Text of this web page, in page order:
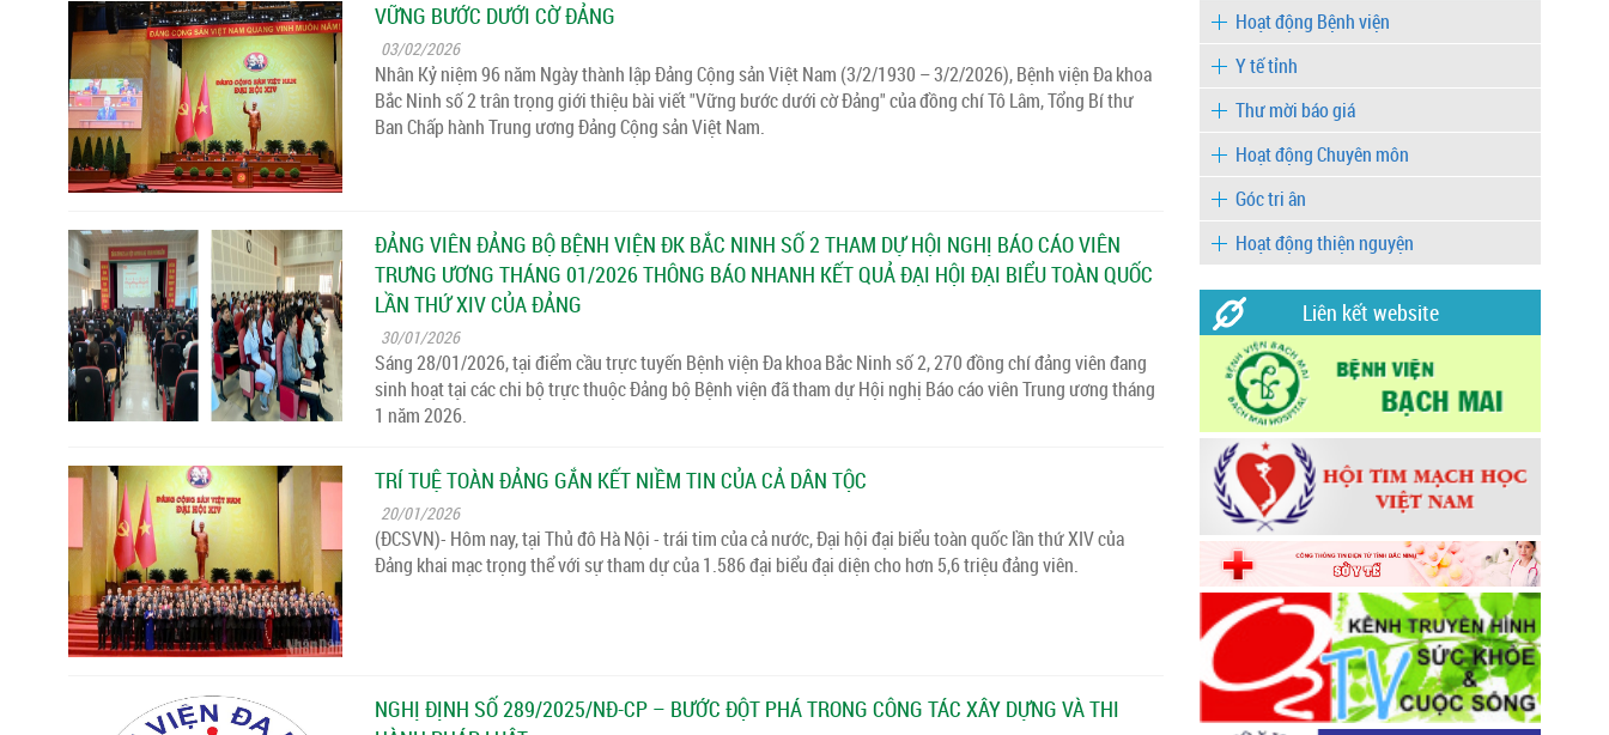
VỮNG BƯỚC DƯỚI CỜ ĐẢNG
03/02/2026
Nhân Kỷ niệm 96 năm Ngày thành lập Đảng Cộng sản Việt Nam (3/2/1930 – 3/2/2026), Bệnh viện Đa khoa
Bắc Ninh số 2 trân trọng giới thiệu bài viết "Vững bước dưới cờ Đảng" của đồng chí Tô Lâm, Tổng Bí thư
Ban Chấp hành Trung ương Đảng Cộng sản Việt Nam.
ĐẢNG VIÊN ĐẢNG BỘ BỆNH VIỆN ĐK BẮC NINH SỐ 2 THAM DỰ HỘI NGHỊ BÁO CÁO VIÊN
TRƯNG ƯƠNG THÁNG 01/2026 THÔNG BÁO NHANH KẾT QUẢ ĐẠI HỘI ĐẠI BIỂU TOÀN QUỐC
LẦN THỨ XIV CỦA ĐẢNG
30/01/2026
Sáng 28/01/2026, tại điểm cầu trực tuyến Bệnh viện Đa khoa Bắc Ninh số 2, 270 đồng chí đảng viên đang
sinh hoạt tại các chi bộ trực thuộc Đảng bộ Bệnh viện đã tham dự Hội nghị Báo cáo viên Trung ương tháng
1 năm 2026.
TRÍ TUỆ TOÀN ĐẢNG GẮN KẾT NIỀM TIN CỦA CẢ DÂN TỘC
20/01/2026
(ĐCSVN)- Hôm nay, tại Thủ đô Hà Nội - trái tim của cả nước, Đại hội đại biểu toàn quốc lần thứ XIV của
Đảng khai mạc trọng thể với sự tham dự của 1.586 đại biểu đại diện cho hơn 5,6 triệu đảng viên.
NGHỊ ĐỊNH SỐ 289/2025/NĐ-CP – BƯỚC ĐỘT PHÁ TRONG CÔNG TÁC XÂY DỰNG VÀ THI
Hoạt động Bệnh viện
Y tế tỉnh
Thư mời báo giá
Hoạt động Chuyên môn
Góc tri ân
Hoạt động thiện nguyện
Liên kết website